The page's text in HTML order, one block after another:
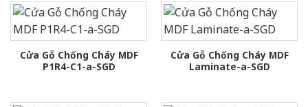
Cửa Gỗ Chống Cháy MDF
P1R4-C1-a-SGD
Cửa Gỗ Chống Cháy MDF
Laminate-a-SGD